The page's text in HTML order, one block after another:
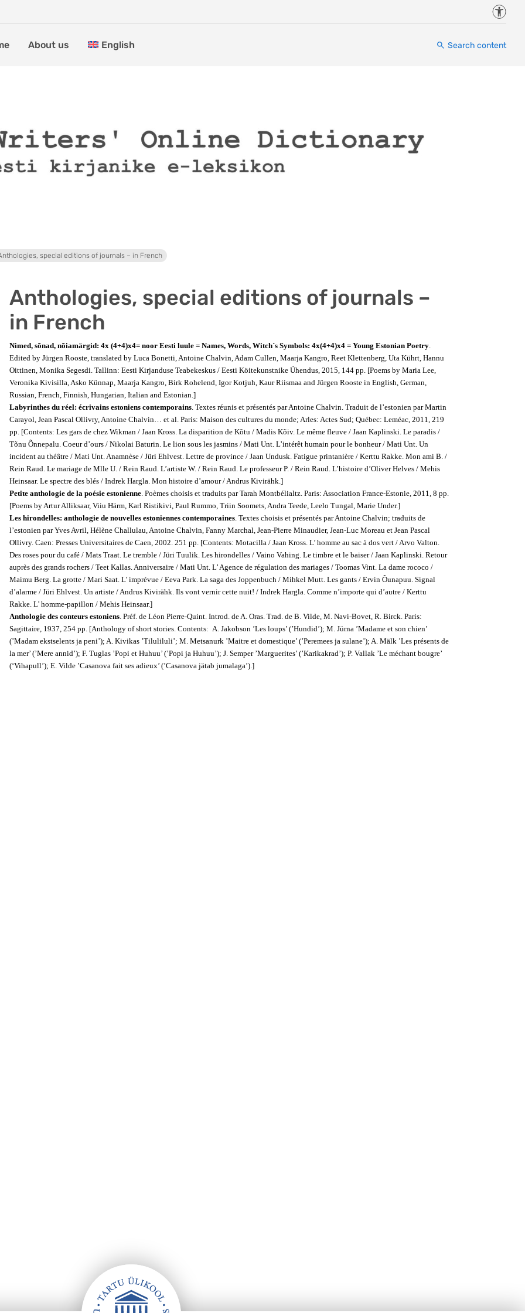
About us English Search content
special editions of journals – in French
Anthologies, special editions of journals –
in French
Nimed, sõnad, nõiamärgid: 4x (4+4)x4= noor Eesti luule = Names, Words, Witch´s Symbols: 4x(4+4)x4 = Young Estonian Poetry.
Edited by Jürgen Rooste, translated by Luca Bonetti, Antoine Chalvin, Adam Cullen, Maarja Kangro, Reet Klettenberg, Uta Kührt, Hannu
Oittinen, Monika Segesdi. Tallinn: Eesti Kirjanduse Teabekeskus / Eesti Köitekunstnike Ühendus, 2015, 144 pp. [Poems by Maria Lee,
Veronika Kivisilla, Asko Künnap, Maarja Kangro, Birk Rohelend, Igor Kotjuh, Kaur Riismaa and Jürgen Rooste in English, German,
Russian, French, Finnish, Hungarian, Italian and Estonian.]
Labyrinthes du réel: écrivains estoniens contemporains. Textes réunis et présentés par Antoine Chalvin. Traduit de l’estonien par Martin
Carayol, Jean Pascal Ollivry, Antoine Chalvin… et al. Paris: Maison des cultures du monde; Arles: Actes Sud; Québec: Leméac, 2011, 219
pp. [Contents: Les gars de chez Wikman / Jaan Kross. La disparition de Kõtu / Madis Kõiv. Le même fleuve / Jaan Kaplinski. Le paradis /
Tõnu Õnnepalu. Coeur d’ours / Nikolai Baturin. Le lion sous les jasmins / Mati Unt. L’intérêt humain pour le bonheur / Mati Unt. Un
incident au théâtre / Mati Unt. Anamnèse / Jüri Ehlvest. Lettre de province / Jaan Undusk. Fatigue printanière / Kerttu Rakke. Mon ami B. /
Rein Raud. Le mariage de Mlle U. / Rein Raud. L’artiste W. / Rein Raud. Le professeur P. / Rein Raud. L’histoire d’Oliver Helves / Mehis
Heinsaar. Le spectre des blés / Indrek Hargla. Mon histoire d’amour / Andrus Kivirähk.]
Petite anthologie de la poésie estonienne. Poèmes choisis et traduits par Tarah Montbélialtz. Paris: Association France-Estonie, 2011, 8 pp.
[Poems by Artur Alliksaar, Viiu Härm, Karl Ristikivi, Paul Rummo, Triin Soomets, Andra Teede, Leelo Tungal, Marie Under.]
Les hirondelles: anthologie de nouvelles estoniennes contemporaines. Textes choisis et présentés par Antoine Chalvin; traduits de
l’estonien par Yves Avril, Hélène Challulau, Antoine Chalvin, Fanny Marchal, Jean-Pierre Minaudier, Jean-Luc Moreau et Jean Pascal
Ollivry. Caen: Presses Universitaires de Caen, 2002. 251 pp. [Contents: Motacilla / Jaan Kross. L’ homme au sac à dos vert / Arvo Valton.
Des roses pour du café / Mats Traat. Le tremble / Jüri Tuulik. Les hirondelles / Vaino Vahing. Le timbre et le baiser / Jaan Kaplinski. Retour
auprès des grands rochers / Teet Kallas. Anniversaire / Mati Unt. L’ Agence de régulation des mariages / Toomas Vint. La dame rococo /
Maimu Berg. La grotte / Mari Saat. L’ imprévue / Eeva Park. La saga des Joppenbuch / Mihkel Mutt. Les gants / Ervin Õunapuu. Signal
d’alarme / Jüri Ehlvest. Un artiste / Andrus Kivirähk. Ils vont vernir cette nuit! / Indrek Hargla. Comme n’importe qui d’autre / Kerttu
Rakke. L’ homme-papillon / Mehis Heinsaar.]
Anthologie des conteurs estoniens. Préf. de Léon Pierre-Quint. Introd. de A. Oras. Trad. de B. Vilde, M. Navi-Bovet, R. Birck. Paris:
Sagittaire, 1937, 254 pp. [Anthology of short stories. Contents: A. Jakobson ’Les loups’ (’Hundid’); M. Jürna ’Madame et son chien’
(’Madam ekstselents ja peni’); A. Kivikas ’Tiluliluli’; M. Metsanurk ’Maitre et domestique’ (’Peremees ja sulane’); A. Mälk ’Les présents de
la mer’ (’Mere annid’); F. Tuglas ’Popi et Huhuu’ (’Popi ja Huhuu’); J. Semper ’Marguerites’ (’Karikakrad’); P. Vallak ’Le méchant bougre’
(‘Vihapull’); E. Vilde ’Casanova fait ses adieux’ (’Casanova jätab jumalaga’).]